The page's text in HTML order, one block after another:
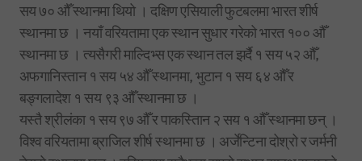
सय ७० औँ स्थानमा थियो । दक्षिण एसियाली फुटबलमा भारत शीर्ष
स्थानमा छ । नयाँ वरियतामा एक स्थान सुधार गरेको भारत १०० औँ
स्थानमा छ । त्यसैगरी माल्दिभ्स एक स्थान तल झर्दै १ सय ५२ औँ,
अफगानिस्तान १ सय ५४ औँ स्थानमा, भुटान १ सय ६४ औँ र
बङ्गलादेश १ सय ९३ औँ स्थानमा छ ।
यस्तै श्रीलंका १ सय ९७ औँ र पाकस्तिान २ सय १ औँ स्थानमा छन् ।
विश्व वरियतामा ब्राजिल शीर्ष स्थानमा छ । अर्जेन्टिना दोश्रो र जर्मनी